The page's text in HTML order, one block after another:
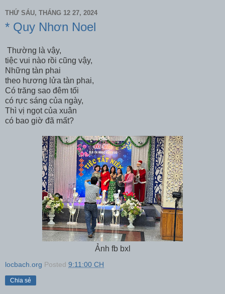
THỨ SÁU, THÁNG 12 27, 2024
* Quy Nhơn Noel
Thường là vậy,
tiệc vui nào rồi cũng vậy,
Những tàn phai
theo hương lửa tàn phai,
Có trăng sao đêm tối
có rực sáng của ngày,
Thì vị ngọt của xuân
có bao giờ đã mất?
Ảnh fb bxl
locbach.org Posted 9:11:00 CH
Chia sẻ